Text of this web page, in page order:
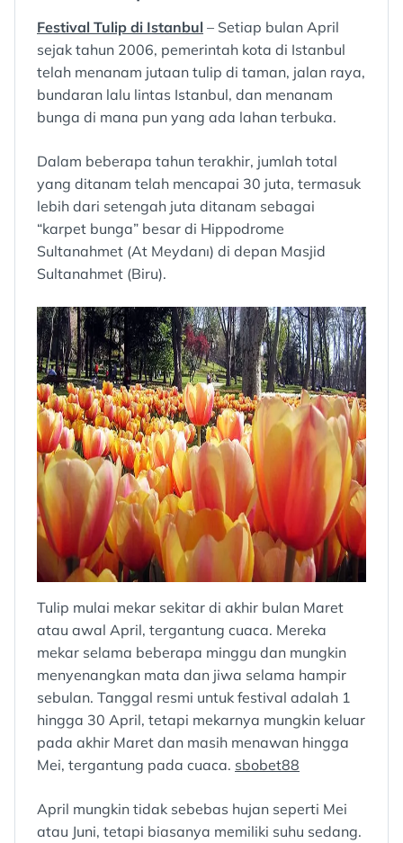
Festival Tulip di Istanbul – Setiap bulan April
sejak tahun 2006, pemerintah kota di Istanbul
telah menanam jutaan tulip di taman, jalan raya,
bundaran lalu lintas Istanbul, dan menanam
bunga di mana pun yang ada lahan terbuka.
Dalam beberapa tahun terakhir, jumlah total
yang ditanam telah mencapai 30 juta, termasuk
lebih dari setengah juta ditanam sebagai
“karpet bunga” besar di Hippodrome
Sultanahmet (At Meydanı) di depan Masjid
Sultanahmet (Biru).
Tulip mulai mekar sekitar di akhir bulan Maret
atau awal April, tergantung cuaca. Mereka
mekar selama beberapa minggu dan mungkin
menyenangkan mata dan jiwa selama hampir
sebulan. Tanggal resmi untuk festival adalah 1
hingga 30 April, tetapi mekarnya mungkin keluar
pada akhir Maret dan masih menawan hingga
Mei, tergantung pada cuaca. sbobet88
April mungkin tidak sebebas hujan seperti Mei
atau Juni, tetapi biasanya memiliki suhu sedang.